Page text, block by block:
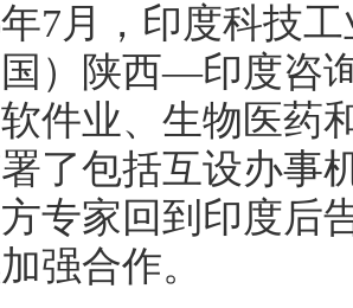
7月，印度科技
）陕西—印度咨
件业、生物医药
了包括互设办事
专家回到印度后
强合作。